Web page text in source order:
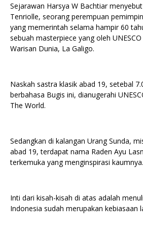
Sejarawan Harsya W Bachtiar
Tenriolle, seorang perempuan
yang memerintah selama hampir 60
sebuah masterpiece yang oleh
Warisan Dunia, La Galigo.
Naskah sastra klasik abad 19, setebal
berbahasa Bugis ini, dianugerahi
The World.
Sedangkan di kalangan Urang Sunda,
abad 19, terdapat nama Raden Ayu
terkemuka yang menginspirasi kaumnya.
Inti dari kisah-kisah di atas adalah
Indonesia sudah merupakan kebiasaan